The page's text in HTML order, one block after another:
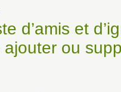
d’amis et
ou